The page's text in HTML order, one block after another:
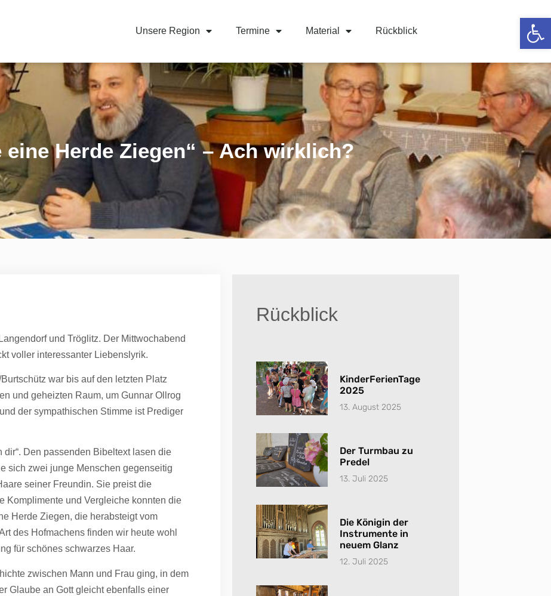
Unsere Region Termine Material Rückblick
Herde Ziegen“ – Ach wirklich?
und Tröglitz. Der Mittwochabend
voller interessanter Liebenslyrik.
war bis auf den letzten Platz
und geheizten Raum, um Gunnar Ollrog
der sympathischen Stimme ist Prediger
dir“. Den passenden Bibeltext lasen die
sich zwei junge Menschen gegenseitig
seiner Freundin. Sie preist die
Komplimente und Vergleiche konnten die
Herde Ziegen, die herabsteigt vom
des Hofmachens finden wir heute wohl
für schönes schwarzes Haar.
zwischen Mann und Frau ging, in dem
Glaube an Gott gleicht ebenfalls einer
Rückblick
KinderFerienTage
2025
13. August 2025
Der Turmbau zu
Predel
13. Juli 2025
Die Königin der
Instrumente in
neuem Glanz
12. Juli 2025